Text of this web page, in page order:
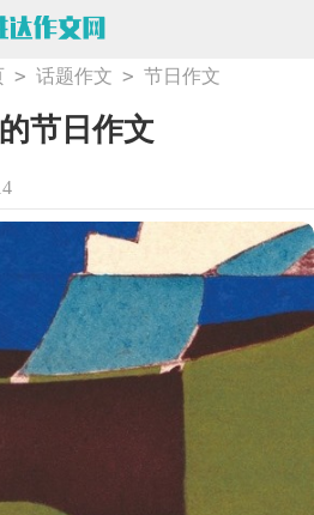
> 话题作文 > 节日作文
节日作文